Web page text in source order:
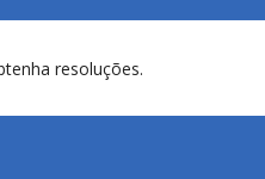
resoluções.